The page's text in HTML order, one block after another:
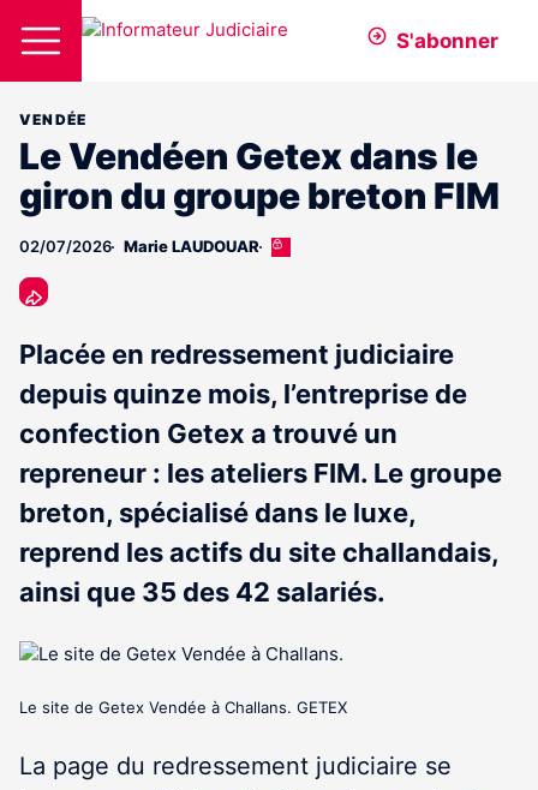
S'abonner
VENDÉE
Le Vendéen Getex dans le
giron du groupe breton FIM
02/07/2026 Marie LAUDOUAR
Cet
abonnés
Placée en redressement judiciaire
depuis quinze mois, l’entreprise de
confection Getex a trouvé un
repreneur : les ateliers FIM. Le groupe
breton, spécialisé dans le luxe,
reprend les actifs du site challandais,
ainsi que 35 des 42 salariés.
Le site de Getex Vendée à Challans. GETEX
La page du redressement judiciaire se